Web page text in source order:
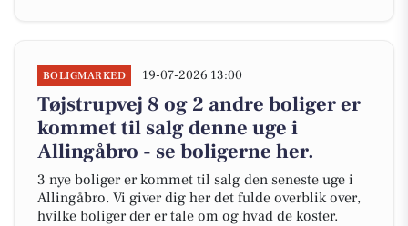
BOLIGMARKED 19-07-2026 13:00
Tøjstrupvej 8 og 2 andre boliger er
kommet til salg denne uge i
Allingåbro - se boligerne her.
3 nye boliger er kommet til salg den seneste uge i
Allingåbro. Vi giver dig her det fulde overblik over,
hvilke boliger der er tale om og hvad de koster.